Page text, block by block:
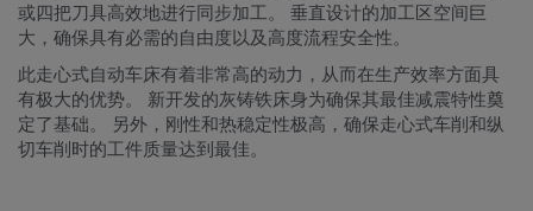
或四把刀具高效地进行同步加工。 垂直设计的加工区空间巨
大，确保具有必需的自由度以及高度流程安全性。
此走心式自动车床有着非常高的动力，从而在生产效率方面具
有极大的优势。 新开发的灰铸铁床身为确保其最佳减震特性奠
定了基础。 另外，刚性和热稳定性极高，确保走心式车削和纵
切车削时的工件质量达到最佳。